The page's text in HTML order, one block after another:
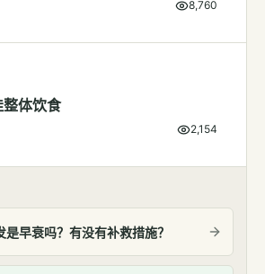
8,760
体饮食
2,154
是早衰吗？有没有补救措施？